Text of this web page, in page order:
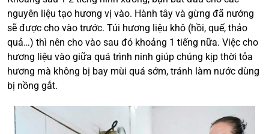
nguyên liệu tạo hương vị vào. Hành tây và gừng đã nướng
sẽ được cho vào trước. Túi hương liệu khô (hồi, quế, thảo
quả…) thì nên cho vào sau đó khoảng 1 tiếng nữa. Việc cho
hương liệu vào giữa quá trình ninh giúp chúng kịp thời tỏa
hương mà không bị bay mùi quá sớm, tránh làm nước dùng
bị nồng gắt.